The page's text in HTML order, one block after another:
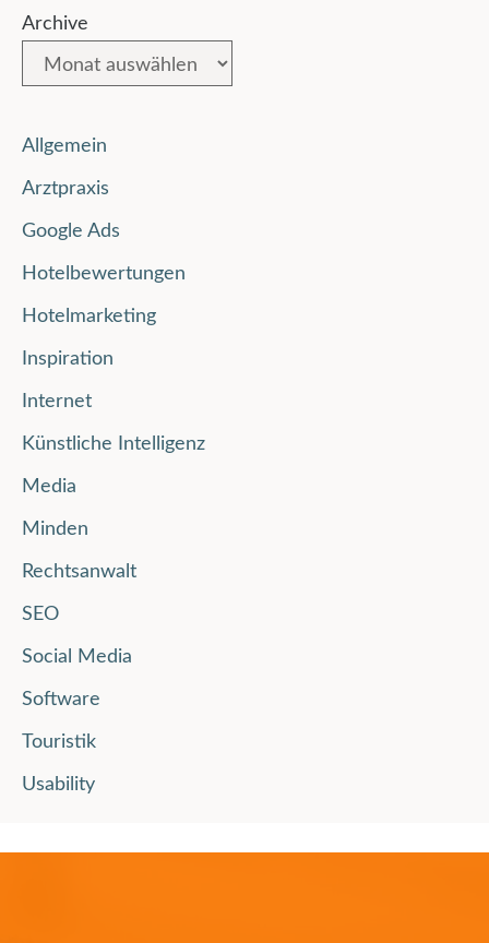
Archive
Allgemein
Arztpraxis
Google Ads
Hotelbewertungen
Hotelmarketing
Inspiration
Internet
Künstliche Intelligenz
Media
Minden
Rechtsanwalt
SEO
Social Media
Software
Touristik
Usability